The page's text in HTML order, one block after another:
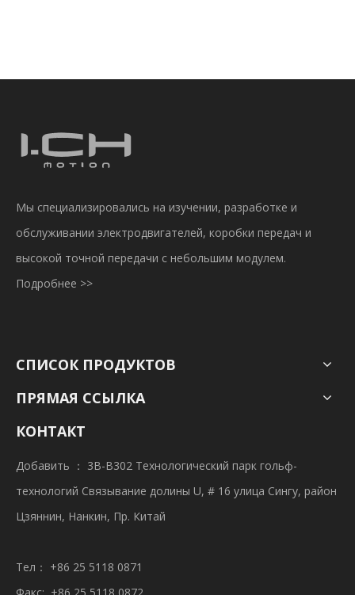
Мы специализировались на изучении, разработке и
обслуживании электродвигателей, коробки передач и
высокой точной передачи с небольшим модулем.
Подробнее >>
СПИСОК ПРОДУКТОВ
ПРЯМАЯ ССЫЛКА
КОНТАКТ
Добавить ： 3B-B302 Технологический парк гольф-
технологий Связывание долины U, # 16 улица Сингу, район
Цзяннин, Нанкин, Пр. Китай
Тел： +86 25 5118 0871